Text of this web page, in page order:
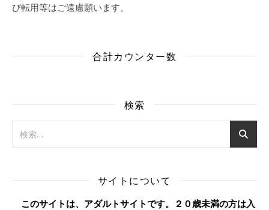
び転用等はご遠慮願います。
合計カウンター数
検索
サイトについて
このサイトは、アダルトサイトです。２０歳未満の方は入